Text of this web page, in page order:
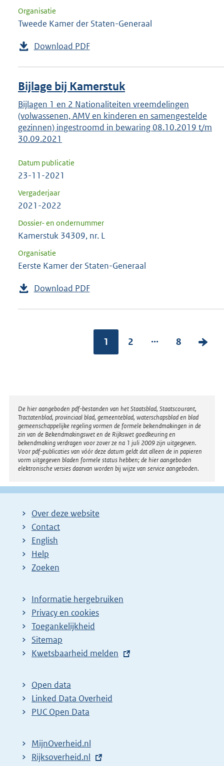
Organisatie
Tweede Kamer der Staten-Generaal
Download PDF
Bijlage bij Kamerstuk
Bijlagen 1 en 2 Nationaliteiten vreemdelingen
(volwassenen, AMV en kinderen en samengestelde
gezinnen) ingestroomd in bewaring 08.10.2019 t/m
30.09.2021
Datum publicatie
23-11-2021
Vergaderjaar
2021-2022
Dossier- en ondernummer
Kamerstuk 34309, nr. L
Organisatie
Eerste Kamer der Staten-Generaal
Download PDF
1 2 ... 8
V
g
Disclaimer
De hier aangeboden pdf-bestanden van het Staatsblad, Staatscourant,
Tractatenblad, provinciaal blad, gemeenteblad, waterschapsblad en blad
gemeenschappelijke regeling vormen de formele bekendmakingen in de
zin van de Bekendmakingswet en de Rijkswet goedkeuring en
bekendmaking verdragen voor zover ze na 1 juli 2009 zijn uitgegeven.
Voor pdf-publicaties van vóór deze datum geldt dat alleen de in papieren
vorm uitgegeven bladen formele status hebben; de hier aangeboden
elektronische versies daarvan worden bij wijze van service aangeboden.
Over deze website
Contact
English
Help
Zoeken
Informatie hergebruiken
Privacy en cookies
Toegankelijkheid
Sitemap
E
t
e
r
l
i
Kwetsbaarheid melden
Open data
Linked Data Overheid
PUC Open Data
MijnOverheid.nl
E
Rijksoverheid.nl